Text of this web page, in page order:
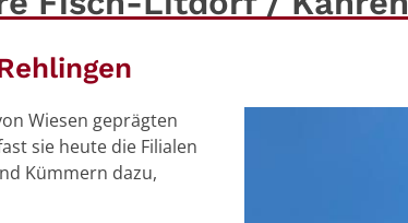
Wiesen geprägten
sie heute die Filialen
Kümmern dazu,